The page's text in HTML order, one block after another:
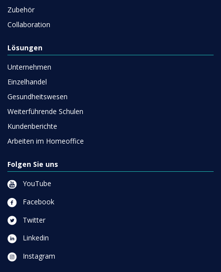
Zubehör
Collaboration
Lösungen
Unternehmen
Einzelhandel
Gesundheitswesen
Weiterführende Schulen
Kundenberichte
Arbeiten im Homeoffice
Folgen Sie uns
YouTube
Facebook
Twitter
Linkedin
Instagram